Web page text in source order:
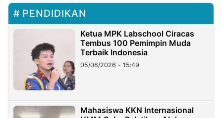
PENDIDIKAN
Ketua MPK Labschool Ciracas
Tembus 100 Pemimpin Muda
Terbaik Indonesia
05/08/2026 - 15:49
Mahasiswa KKN Internasional